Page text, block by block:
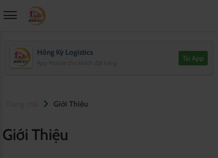
Hồng Kỳ Logistics
Tải App
Giới Thiệu
Giới Thiệu